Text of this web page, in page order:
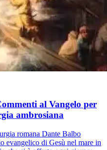
al Vangelo per
ambrosiana
romana Dante Balbo
evangelico di Gesù nel mare in